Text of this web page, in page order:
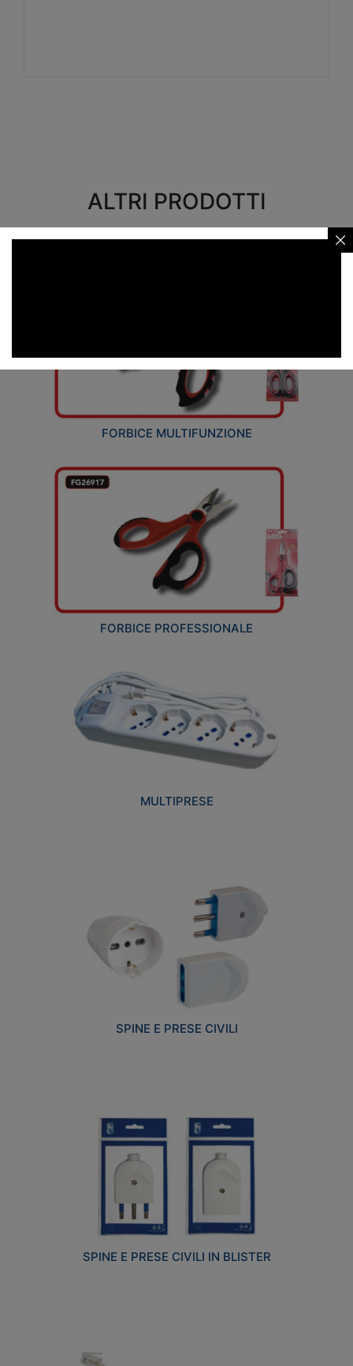
ALTRI PRODOTTI
FORBICE MULTIFUNZIONE
FORBICE PROFESSIONALE
MULTIPRESE
SPINE E PRESE CIVILI
SPINE E PRESE CIVILI IN BLISTER